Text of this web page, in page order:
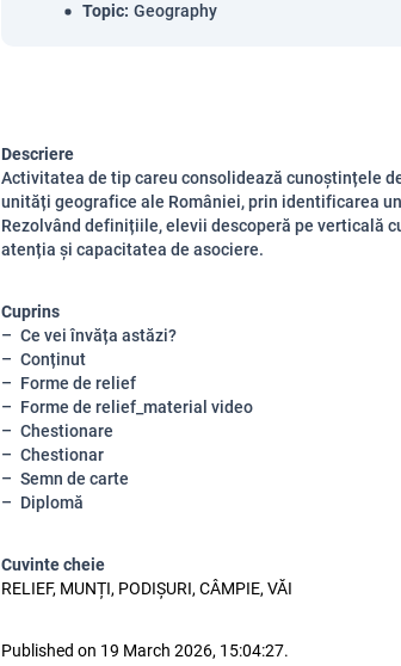
Topic: Geography
Descriere
Activitatea de tip careu consolidează cunoștințele
unități geografice ale României, prin identificarea
Rezolvând definițiile, elevii descoperă pe verticală
atenția și capacitatea de asociere.
Cuprins
Ce vei învăța astăzi?
Conținut
Forme de relief
Forme de relief_material video
Chestionare
Chestionar
Semn de carte
Diplomă
Cuvinte cheie
RELIEF, MUNȚI, PODIȘURI, CÂMPIE, VĂI
Published on 19 March 2026, 15:04:27.